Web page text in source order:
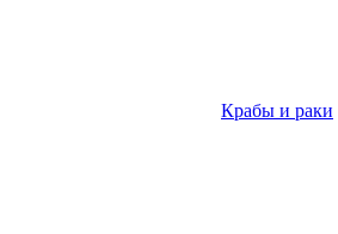
Крабы и раки